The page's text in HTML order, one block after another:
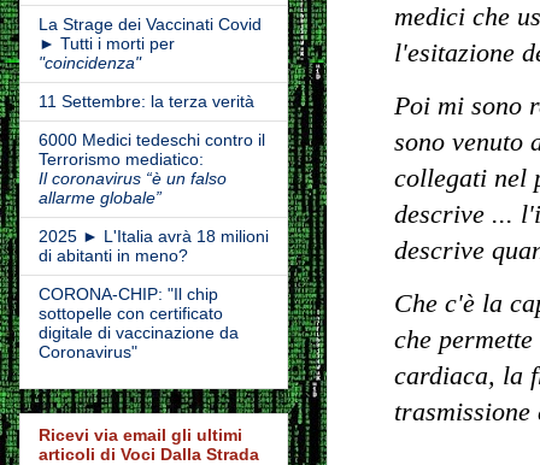
medici che
l'esitazione
Poi mi sono
sono venuto
collegati nel
descrive ...
descrive
Che c'è la
che
cardiaca, la
La Strage dei Vaccinati Covid
► Tutti i morti per
"coincidenza"
11 Settembre: la terza verità
6000 Medici tedeschi contro il
Terrorismo mediatico:
Il coronavirus “è un falso
allarme globale”
2025 ► L'Italia avrà 18 milioni
di abitanti in meno?
CORONA-CHIP: "Il chip
sottopelle con certificato
digitale di vaccinazione da
Coronavirus"
Ricevi via email gli ultimi
articoli di Voci Dalla Strada